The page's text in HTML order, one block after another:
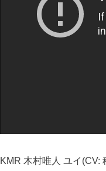
KMR 木村唯人 ユイ(CV: